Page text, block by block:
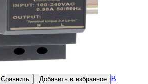
Сравнить Добавить в избранное В